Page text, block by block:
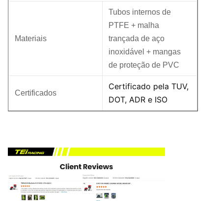
Materiais
Tubos internos de
PTFE + malha
trançada de aço
inoxidável + mangas
de proteção de PVC
Certificados
Certificado pela TUV,
DOT, ADR e ISO